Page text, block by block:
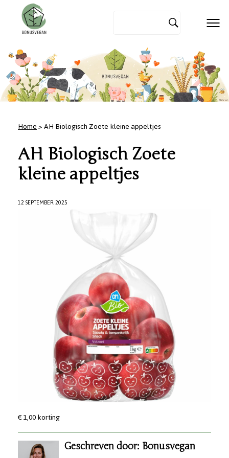
Home> AH Biologisch Zoete kleine appeltjes
AH Biologisch Zoete
kleine appeltjes
12 SEPTEMBER 2025
€ 1,00 korting
Geschreven door: Bonusvegan